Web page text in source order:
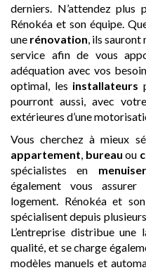
derniers. N’attendez plus
Rénokéa et son équipe.
une rénovation , ils
service afin de vous
adéquation avec vos
optimal, les installateurs
pourront aussi, avec
extérieures d’une
Vous cherchez à mieux
appartement bureau ou
spécialistes en
également vous assurer
logement. Rénokéa et
spécialisent depuis
L’entreprise distribue une
qualité, et se charge
modèles manuels et